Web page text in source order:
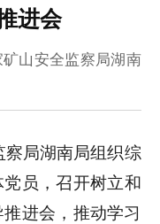
进会
山安全监察局湖南
局湖南局组织综
员，召开树立和
进会，推动学习